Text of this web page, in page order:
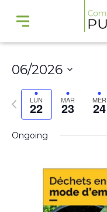
06/2026
Select
date.
LUN
22 MAR
23 MER
24
Previous
week
Ongoing